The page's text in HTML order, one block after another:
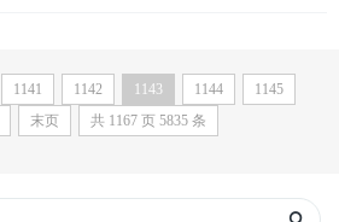
1141 1142 1143 1144
1145
末页 共 1167 页 5835 条